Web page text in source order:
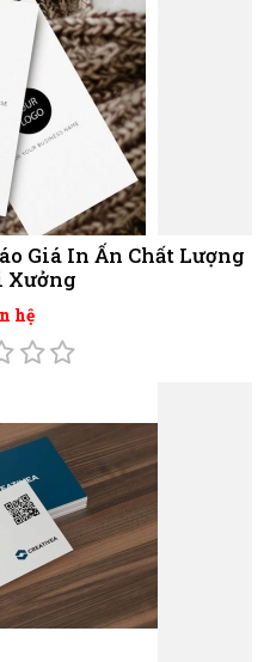
Giá In Ấn Chất Lượng
Xưởng
hệ